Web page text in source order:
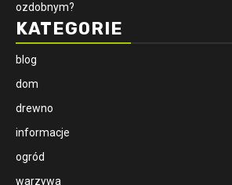
ozdobnym?
KATEGORIE
blog
dom
drewno
informacje
ogród
warzywa